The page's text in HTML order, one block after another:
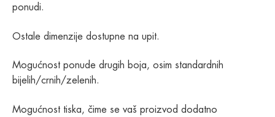
ponudi.
Ostale dimenzije dostupne na upit.
Mogućnost ponude drugih boja, osim standardnih
bijelih/crnih/zelenih.
Mogućnost tiska, čime se vaš proizvod dodatno